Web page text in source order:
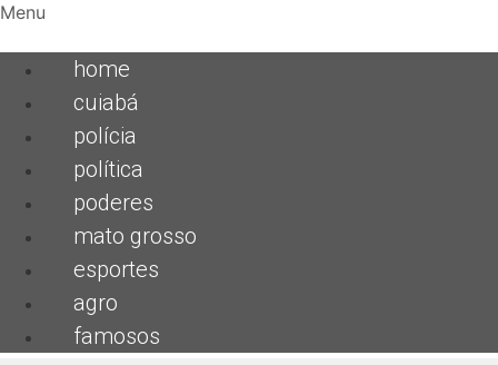
Menu
home
cuiabá
polícia
política
poderes
mato grosso
esportes
agro
famosos